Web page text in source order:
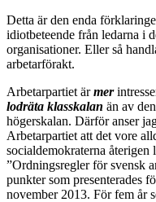
Detta är den enda
idiotbeteende från ledarna i
organisationer. Eller så
arbetarförakt.
Arbetarpartiet ärmer
lodräta klasskalan än av
högerskalan. Därför anser
Arbetarpartiet att det vore
socialdemokraterna återigen
”Ordningsregler för svensk
punkter som presenterades
november 2013. För fem år